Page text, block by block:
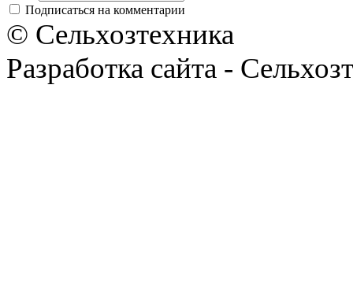
Подписаться на комментарии
© Сельхозтехника
Разработка сайта -